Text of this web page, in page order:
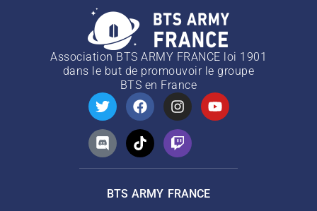
Association BTS ARMY FRANCE loi 1901
dans le but de promouvoir le groupe
BTS en France
BTS ARMY FRANCE